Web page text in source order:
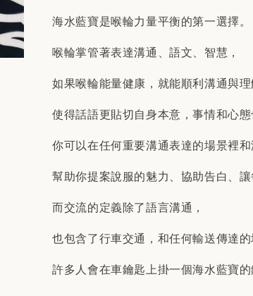
海水藍寶是喉輪力量平衡的第一選擇。
喉輪掌管著表達溝通、語文、智慧，
如果喉輪能量健康，就能順利溝通與理
使得話語更貼切自身本意，事情和心態
你可以在任何重要溝通表達的場景裡和
幫助你提案說服的魅力、協助告白、
而交流的定義除了語言溝通，
也包含了行車交通，和任何輸送傳達的
許多人會在車鑰匙上掛一個海水藍寶的